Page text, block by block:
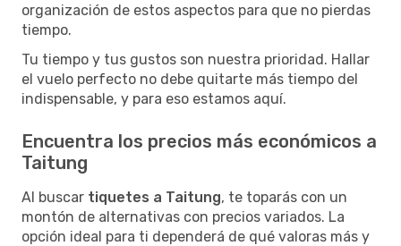
organización de estos aspectos para que no pierdas
tiempo.
Tu tiempo y tus gustos son nuestra prioridad. Hallar
el vuelo perfecto no debe quitarte más tiempo del
indispensable, y para eso estamos aquí.
Encuentra los precios más económicos a
Taitung
Al buscar tiquetes a Taitung, te toparás con un
montón de alternativas con precios variados. La
opción ideal para ti dependerá de qué valoras más y